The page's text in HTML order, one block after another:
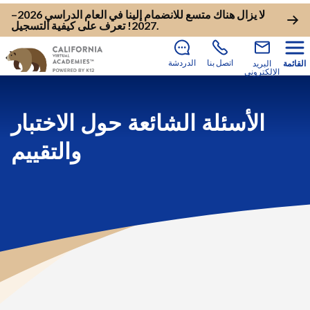
لا يزال هناك متسع للانضمام إلينا في العام الدراسي 2026–
2027! تعرف على كيفية التسجيل .
الدردشة اتصل بنا
البريد
الإلكتروني
القائمة
الأسئلة الشائعة حول الاختبار
والتقييم